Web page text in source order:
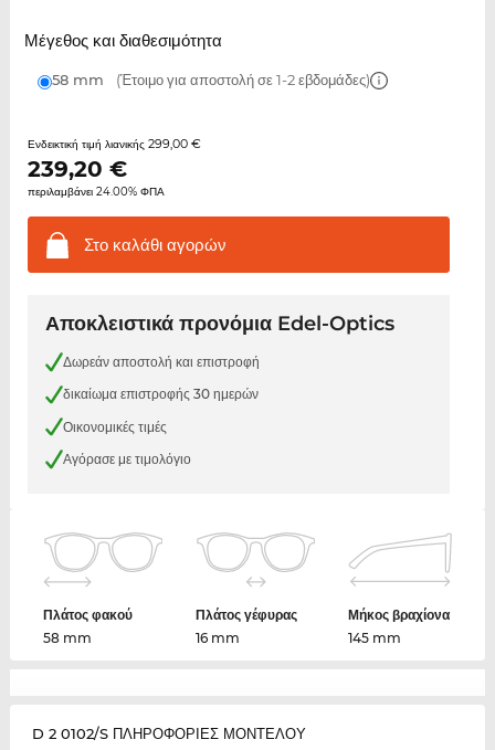
Μέγεθος και διαθεσιμότητα
58 mm (Έτοιμο για αποστολή σε 1-2 εβδομάδες)
Ενδεικτική τιμή λιανικής 299,00 €
239,20 €
περιλαμβάνει 24.00% ΦΠΑ
Στο καλάθιαγορών
Αποκλειστικά προνόμια Edel-Optics
Δωρεάν αποστολή και επιστροφή
δικαίωμα επιστροφής 30 ημερών
Οικονομικές τιμές
Αγόρασε με τιμολόγιο
Πλάτος φακού
58 mm
Πλάτος γέφυρας
16 mm
Μήκος βραχίονα
145 mm
D 2 0102/S ΠΛΗΡΟΦΟΡΙΕΣ ΜΟΝΤΕΛΟΥ